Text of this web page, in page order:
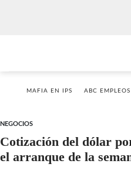
MAFIA EN IPS ABC EMPLEOS
NEGOCIOS
Cotización del dólar
el arranque de la